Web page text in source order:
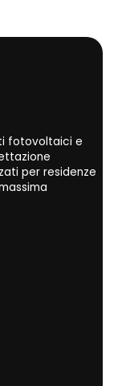
fotovoltaici e
per residenze